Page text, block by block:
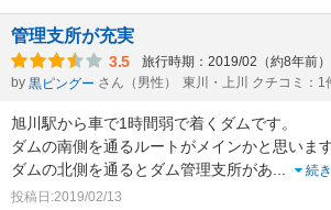
管理支所が充実
3.5 旅行時期：2019/02（約8年前）
by 黒ピングー さん（男性） 東川・上川 クチコミ：1
旭川駅から車で1時間弱で着くダムです。
ダムの南側を通るルートがメインかと思います
ダムの北側を通るとダム管理支所があ...
続
投稿日:2019/02/13